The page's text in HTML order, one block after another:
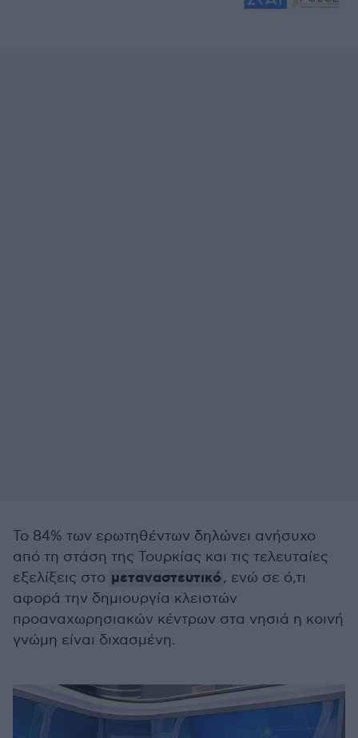
Το 84% των ερωτηθέντων δηλώνει ανήσυχο
από τη στάση της Τουρκίας και τις τελευταίες
εξελίξεις στο μεταναστευτικό, ενώ σε ό,τι
αφορά την δημιουργία κλειστών
προαναχωρησιακών κέντρων στα νησιά η κοινή
γνώμη είναι διχασμένη.